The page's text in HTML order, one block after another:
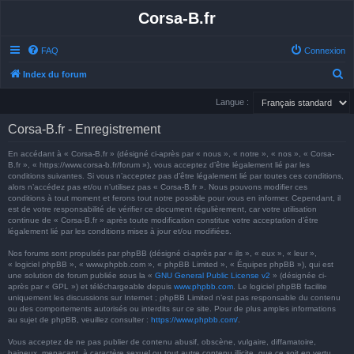
Corsa-B.fr
FAQ Connexion
Index du forum
Langue :
Corsa-B.fr - Enregistrement
En accédant à « Corsa-B.fr » (désigné ci-après par « nous », « notre », « nos », « Corsa-
B.fr », « https://www.corsa-b.fr/forum »), vous acceptez d’être légalement lié par les
conditions suivantes. Si vous n’acceptez pas d’être légalement lié par toutes ces conditions,
alors n’accédez pas et/ou n’utilisez pas « Corsa-B.fr ». Nous pouvons modifier ces
conditions à tout moment et ferons tout notre possible pour vous en informer. Cependant, il
est de votre responsabilité de vérifier ce document régulièrement, car votre utilisation
continue de « Corsa-B.fr » après toute modification constitue votre acceptation d’être
légalement lié par les conditions mises à jour et/ou modifiées.
Nos forums sont propulsés par phpBB (désigné ci-après par « ils », « eux », « leur »,
« logiciel phpBB », « www.phpbb.com », « phpBB Limited », « Équipes phpBB »), qui est
une solution de forum publiée sous la « GNU General Public License v2 » (désignée ci-
après par « GPL ») et téléchargeable depuis www.phpbb.com . Le logiciel phpBB facilite
uniquement les discussions sur Internet ; phpBB Limited n’est pas responsable du contenu
ou des comportements autorisés ou interdits sur ce site. Pour de plus amples informations
au sujet de phpBB, veuillez consulter : https://www.phpbb.com/
Vous acceptez de ne pas publier de contenu abusif, obscène, vulgaire, diffamatoire,